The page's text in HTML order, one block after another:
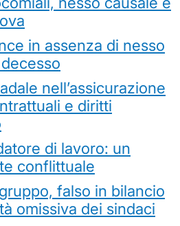
in assenza di nesso
nell’assicurazione
e diritti
di lavoro: un
conflittuale
falso in bilancio
omissiva dei sindaci